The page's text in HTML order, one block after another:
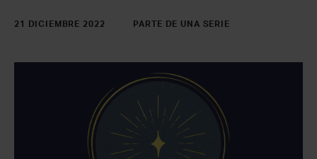
21 DICIEMBRE 2022 PARTE DE UNA SERIE